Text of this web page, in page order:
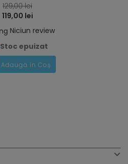
129,00 lei
119,00 lei
Niciun review
Stoc epuizat
Adaugă în Coș
